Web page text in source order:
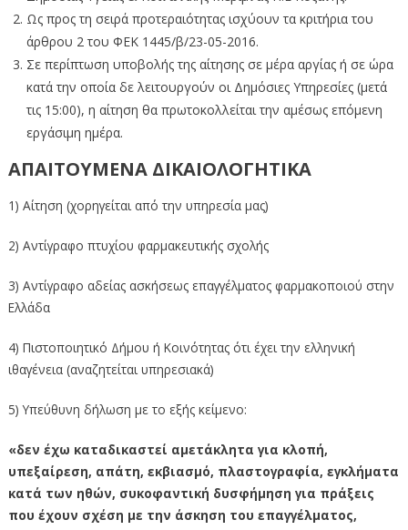
Ως προς τη σειρά προτεραιότητας ισχύουν τα κριτήρια του
άρθρου 2 του ΦΕΚ 1445/β/23-05-2016.
Σε περίπτωση υποβολής της αίτησης σε μέρα αργίας ή σε ώρα
κατά την οποία δε λειτουργούν οι Δημόσιες Υπηρεσίες (μετά
τις 15:00), η αίτηση θα πρωτοκολλείται την αμέσως επόμενη
εργάσιμη ημέρα.
ΑΠΑΙΤΟΥΜΕΝΑ ΔΙΚΑΙΟΛΟΓΗΤΙΚΑ
1) Αίτηση (χορηγείται από την υπηρεσία μας)
2) Αντίγραφο πτυχίου φαρμακευτικής σχολής
3) Αντίγραφο αδείας ασκήσεως επαγγέλματος φαρμακοποιού στην
Ελλάδα
4) Πιστοποιητικό Δήμου ή Κοινότητας ότι έχει την ελληνική
ιθαγένεια (αναζητείται υπηρεσιακά)
5) Υπεύθυνη δήλωση με το εξής κείμενο:
«δεν έχω καταδικαστεί αμετάκλητα για κλοπή,
υπεξαίρεση, απάτη, εκβιασμό, πλαστογραφία, εγκλήματα
κατά των ηθών, συκοφαντική δυσφήμηση για πράξεις
που έχουν σχέση με την άσκηση του επαγγέλματος,